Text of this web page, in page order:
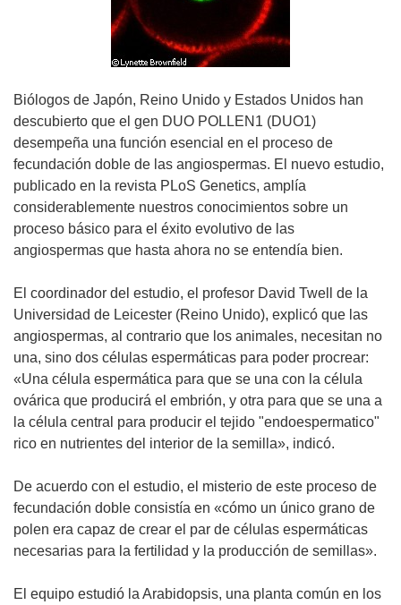
Biólogos de Japón, Reino Unido y Estados Unidos han
descubierto que el gen DUO POLLEN1 (DUO1)
desempeña una función esencial en el proceso de
fecundación doble de las angiospermas. El nuevo estudio,
publicado en la revista PLoS Genetics, amplía
considerablemente nuestros conocimientos sobre un
proceso básico para el éxito evolutivo de las
angiospermas que hasta ahora no se entendía bien.
El coordinador del estudio, el profesor David Twell de la
Universidad de Leicester (Reino Unido), explicó que las
angiospermas, al contrario que los animales, necesitan no
una, sino dos células espermáticas para poder procrear:
«Una célula espermática para que se una con la célula
ovárica que producirá el embrión, y otra para que se una a
la célula central para producir el tejido "endoespermatico"
rico en nutrientes del interior de la semilla», indicó.
De acuerdo con el estudio, el misterio de este proceso de
fecundación doble consistía en «cómo un único grano de
polen era capaz de crear el par de células espermáticas
necesarias para la fertilidad y la producción de semillas».
El equipo estudió la Arabidopsis, una planta común en los